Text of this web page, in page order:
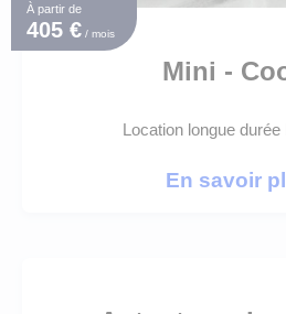
À partir de
405 € / mois
Mini -
Location longue
En savoir